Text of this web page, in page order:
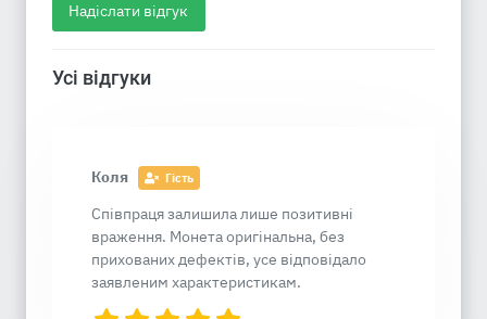
Надіслати відгук
Усі відгуки
Коля Гість
Співпраця залишила лише позитивні
враження. Монета оригінальна, без
прихованих дефектів, усе відповідало
заявленим характеристикам.